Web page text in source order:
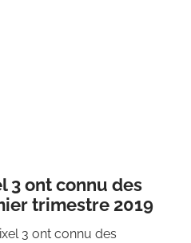
3 ont connu des
trimestre 2019
3 ont connu des